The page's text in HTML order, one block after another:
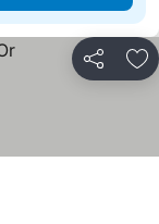
Partager